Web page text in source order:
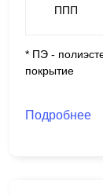
ППП
* ПЭ -
покрытие
Подробнее